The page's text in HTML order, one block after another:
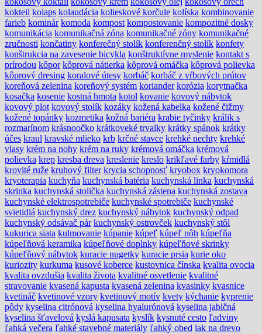
kokteil kolaps kolaudácia kolieskové korčule kolíska kombinovanie
farieb kominár komoda kompost kompostovanie kompozitné dosky
komunikácia komunikačná zóna komunikačné zóny komunikačné
zručnosti končatiny konferečný stolík konferenčný stolík konfety
konštrukcia na zavesenie bicykla konštruktívne myslenie kontakt s
prírodou kôpor kôprová nátierka kôprová omáčka kôprová polievka
kôprový dresing koralové útesy korbáč korbáč z vŕbových prútov
koreňová zelenina koreňový systém koriander korózia korytnačka
kosačka kosenie kostná hmota kotol kovanie kovový nábytok
kovový plot kovový stolík kozáky kožená kabelka kožené čižmy
kožené topánky kozmetika kožná bariéra krabie tyčinky králik s
rozmarínom krásnoočko krátkoveké trvalky krátky spánok krátky
účes kraul kravské mlieko krb krčné stavce krehké nechty krehké
vlasy krém na nohy krém na ruky krémová omáčka krémová
polievka krep kresba dreva kreslenie kreslo krikľavé farby kŕmidlá
krovité ruže kruhový filter krycia schopnosť kryobox kryokomora
kryoterapia kuchyňa kuchynská batéria kuchynská linka kuchynská
skrinka kuchynská stolička kuchynská zástena kuchynská zostava
kuchynské elektrospotrebiče kuchynské spotrebiče kuchynské
svietidlá kuchynský drez kuchynský nábytok kuchynský odpad
kuchynský odsávač pár kuchynský ostrovček kuchynský stôl
kukurica siata kulmovanie kúpanie kúpeľ kúpeľ nôh kúpeľňa
kúpeľňová keramika kúpeľňové doplnky kúpeľňové skrinky
kúpeľňový nábytok kuracie nugetky kuracie prsia kurie oko
kuriozity kurkuma kusové koberce kustovnica čínska kvalita ovocia
kvalita ovzdušia kvalita života kvalitné osvetlenie kvalitné
stravovanie kvasená kapusta kvasená zelenina kvasinky kvasnice
kvetináč kvetinové vzory kvetinový motív kvety kýchanie kyprenie
pôdy kyselina citrónová kyselina hyalurónová kyselina jablčná
kyselina šťavelová kyslá kapusata kyslík kysnuté cesto ľadviny
ľahká večera ľahké stavebné materiály ľahký obed lak na drevo